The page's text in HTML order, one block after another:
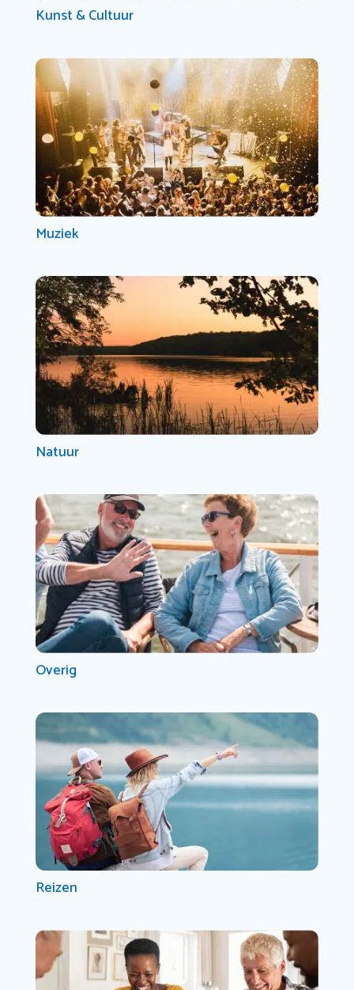
Kunst & Cultuur
Muziek
Natuur
Overig
Reizen